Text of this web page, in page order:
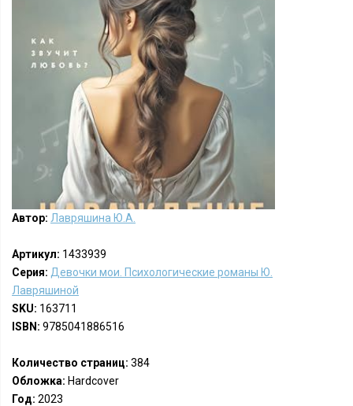
Автор: Лавряшина Ю.А.
Артикул: 1433939
Серия: Девочки мои. Психологические романы Ю.
Лавряшиной
SKU: 163711
ISBN: 9785041886516
Количество страниц: 384
Обложка: Hardcover
Год: 2023